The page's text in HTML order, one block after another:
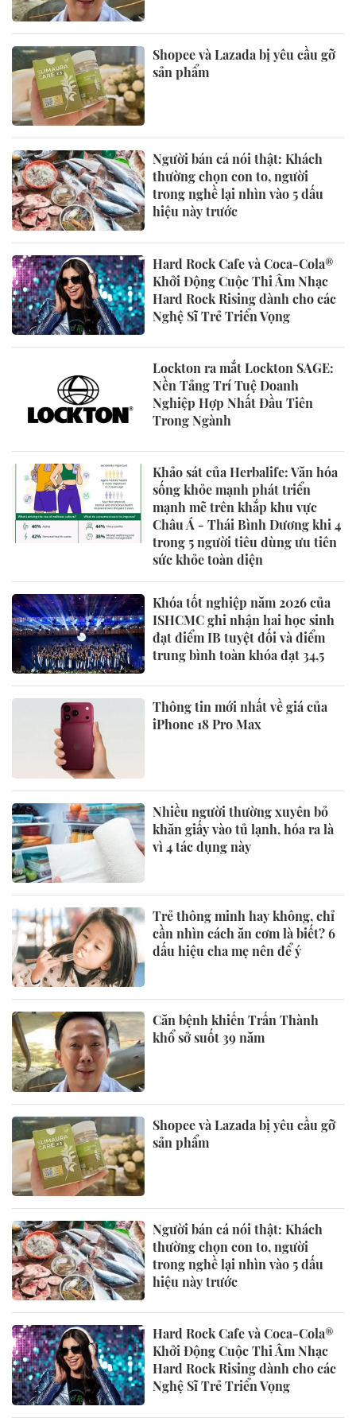
Shopee và Lazada bị yêu cầu gỡ
sản phẩm
Người bán cá nói thật: Khách
thường chọn con to, người
trong nghề lại nhìn vào 5 dấu
hiệu này trước
Hard Rock Cafe và Coca-Cola®
Khởi Động Cuộc Thi Âm Nhạc
Hard Rock Rising dành cho các
Nghệ Sĩ Trẻ Triển Vọng
Lockton ra mắt Lockton SAGE:
Nền Tảng Trí Tuệ Doanh
Nghiệp Hợp Nhất Đầu Tiên
Trong Ngành
Khảo sát của Herbalife: Văn hóa
sống khỏe mạnh phát triển
mạnh mẽ trên khắp khu vực
Châu Á - Thái Bình Dương khi 4
trong 5 người tiêu dùng ưu tiên
sức khỏe toàn diện
Khóa tốt nghiệp năm 2026 của
ISHCMC ghi nhận hai học sinh
đạt điểm IB tuyệt đối và điểm
trung bình toàn khóa đạt 34,5
Thông tin mới nhất về giá của
iPhone 18 Pro Max
Nhiều người thường xuyên bỏ
khăn giấy vào tủ lạnh, hóa ra là
vì 4 tác dụng này
Trẻ thông minh hay không, chỉ
cần nhìn cách ăn cơm là biết? 6
dấu hiệu cha mẹ nên để ý
Căn bệnh khiến Trấn Thành
khổ sở suốt 39 năm
Shopee và Lazada bị yêu cầu gỡ
sản phẩm
Người bán cá nói thật: Khách
thường chọn con to, người
trong nghề lại nhìn vào 5 dấu
hiệu này trước
Hard Rock Cafe và Coca-Cola®
Khởi Động Cuộc Thi Âm Nhạc
Hard Rock Rising dành cho các
Nghệ Sĩ Trẻ Triển Vọng